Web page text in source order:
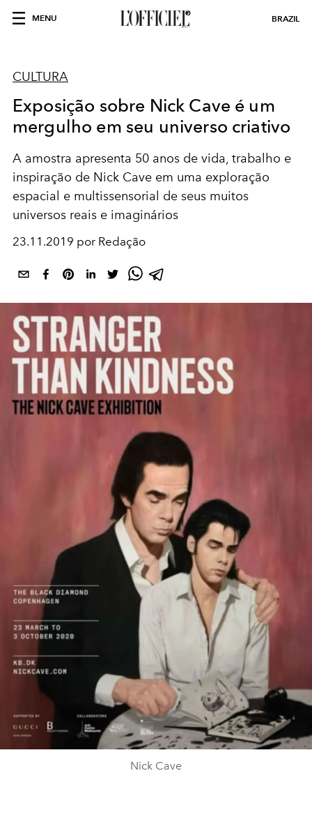
MENU BRAZIL
CULTURA
Exposição‌ ‌sobre‌ ‌Nick‌ ‌Cave‌ ‌é‌ ‌um‌
‌mergulho‌ ‌em seu universo criativo
A amostra apresenta 50 anos de vida, trabalho e
inspiração de Nick Cave em uma exploração
espacial e multissensorial de seus muitos
universos reais e imaginários
23.11.2019 por Redação
Nick‌ ‌Cave‌